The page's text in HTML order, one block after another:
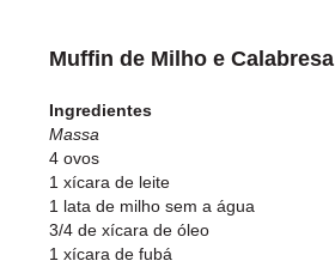
Muffin de Milho e Calabresa
Ingredientes
Massa
4 ovos
1 xícara de leite
1 lata de milho sem a água
3/4 de xícara de óleo
1 xícara de fubá